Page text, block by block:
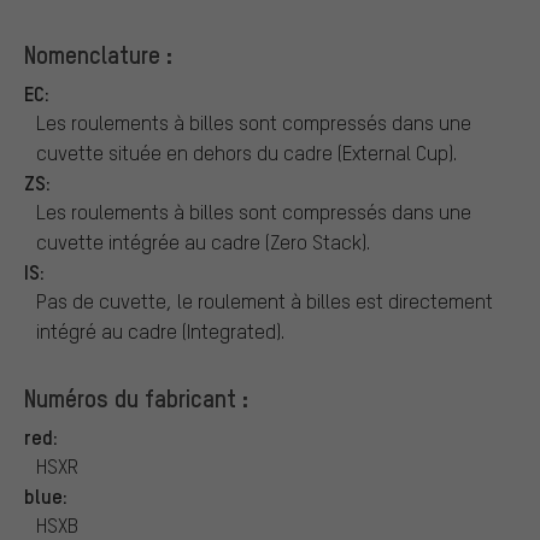
Nomenclature :
EC:
Les roulements à billes sont compressés dans une
cuvette située en dehors du cadre (External Cup).
ZS:
Les roulements à billes sont compressés dans une
cuvette intégrée au cadre (Zero Stack).
IS:
Pas de cuvette, le roulement à billes est directement
intégré au cadre (Integrated).
Numéros du fabricant :
red:
HSXR
blue:
HSXB